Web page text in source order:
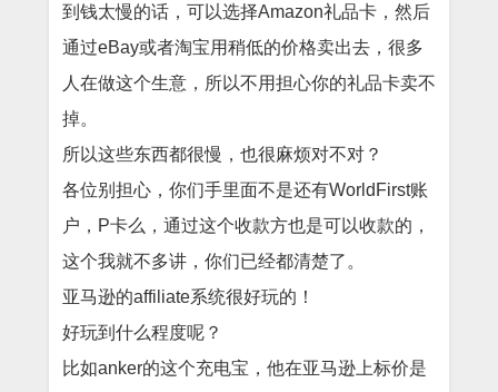
到钱太慢的话，可以选择Amazon礼品卡，然后
通过eBay或者淘宝用稍低的价格卖出去，很多
人在做这个生意，所以不用担心你的礼品卡卖不
掉。
所以这些东西都很慢，也很麻烦对不对？
各位别担心，你们手里面不是还有WorldFirst账
户，P卡么，通过这个收款方也是可以收款的，
这个我就不多讲，你们已经都清楚了。
亚马逊的affiliate系统很好玩的！
好玩到什么程度呢？
比如anker的这个充电宝，他在亚马逊上标价是